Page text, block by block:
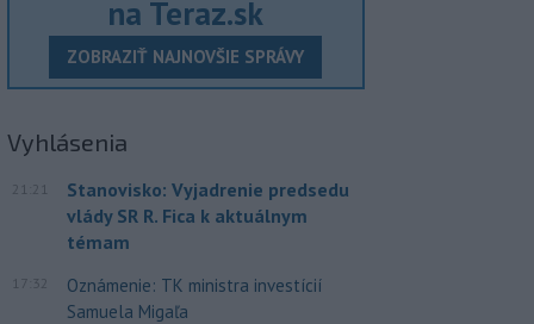
na Teraz.sk
ZOBRAZIŤ NAJNOVŠIE SPRÁVY
Vyhlásenia
21:21
Stanovisko: Vyjadrenie predsedu
vlády SR R. Fica k aktuálnym
témam
17:32
Oznámenie: TK ministra investícií
Samuela Migaľa